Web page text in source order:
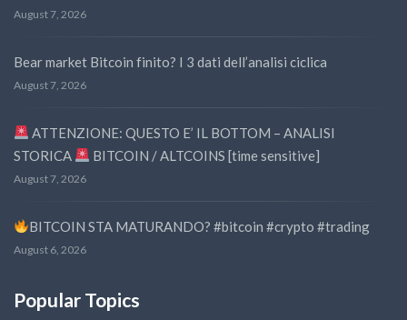
August 7, 2026
Bear market Bitcoin finito? I 3 dati dell’analisi ciclica
August 7, 2026
ATTENZIONE: QUESTO E’ IL BOTTOM – ANALISI
STORICA
BITCOIN / ALTCOINS [time sensitive]
August 7, 2026
BITCOIN STA MATURANDO? #bitcoin #crypto #trading
August 6, 2026
Popular Topics